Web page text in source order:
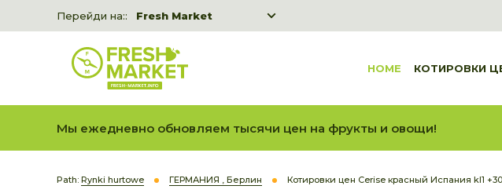
Перейди на::
Fresh Market
Fresh Market event B2B
HOME КОТИРОВКИ
Мы ежедневно обновляем тысячи цен на фрукты и овощи!
Path: Rynki hurtowe ГЕРМАНИЯ , Берлин Котировки цен Cerise красный Испания kl1